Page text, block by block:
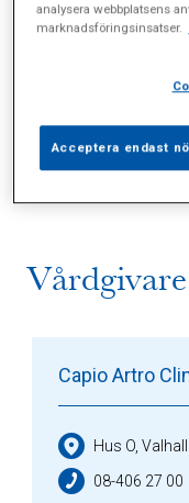
Sidor (0)
Vårdgivare
Capio Artro
Hus O,
08-406 27 00
analysera webbplatsens
marknadsföringsinsatser.
Acceptera endast